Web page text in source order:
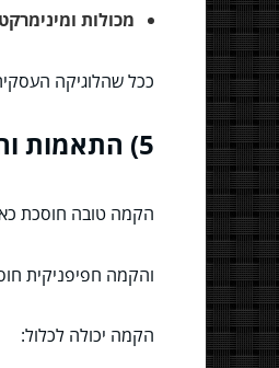
מכולות
ככל שהלוגיקה
5) התאמות והקמה – המקום שבו הצעת המחיר עושה סיבוב פרסה
הקמה טובה חוסכת
והקמה חפיפניקית
הקמה יכולה לכלול: